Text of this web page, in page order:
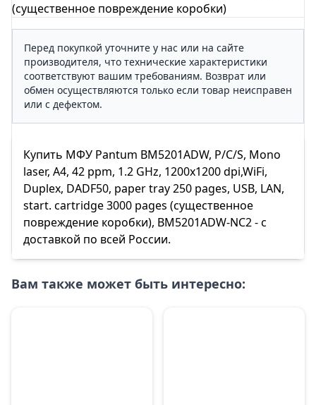
(существенное повреждение коробки)
Перед покупкой уточните у нас или на сайте
производителя, что технические характеристики
соответствуют вашим требованиям. Возврат или
обмен осуществляются только если товар неисправен
или с дефектом.
Купить МФУ Pantum BM5201ADW, P/C/S, Mono
laser, A4, 42 ppm, 1.2 GHz, 1200x1200 dpi,WiFi,
Duplex, DADF50, paper tray 250 pages, USB, LAN,
start. cartridge 3000 pages (существенное
повреждение коробки), BM5201ADW-NC2 - с
доставкой по всей России.
Вам также может быть интересно: